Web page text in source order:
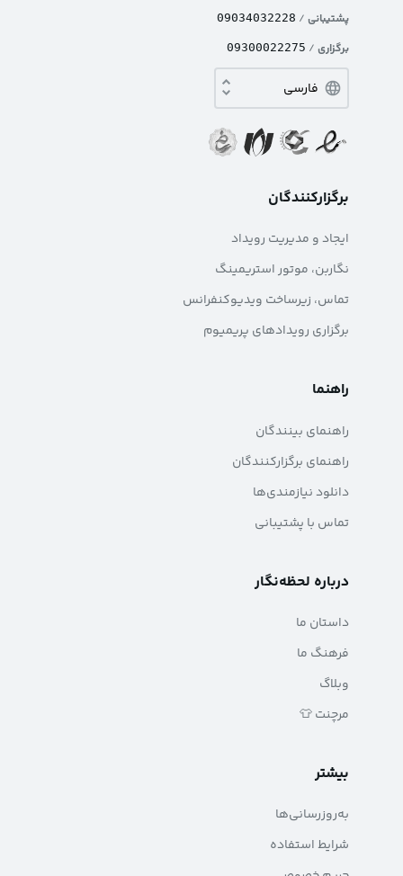
پشتیبانی /
09034032228
برگزاری /
09300022275
برگزارکنندگان
ایجاد و مدیریت رویداد
نگاربن، موتور استریمینگ
تماس، زیرساخت ویدیوکنفرانس
برگزاری رویدادهای پریمیوم
راهنما
راهنمای بینندگان
راهنمای برگزارکنندگان
دانلود نیازمندی‌ها
تماس با پشتیبانی
درباره لحظه‌نگار
داستان ما
فرهنگ ما
وبلاگ
مرچنت 👕
بیشتر
به‌روزرسانی‌ها
شرایط استفاده